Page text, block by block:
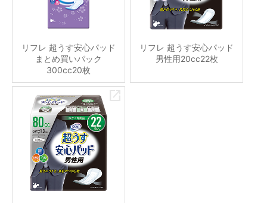
リフレ 超うす安心パッド
まとめ買いパック
300cc20枚
リフレ 超うす安心パッド
男性用20cc22枚